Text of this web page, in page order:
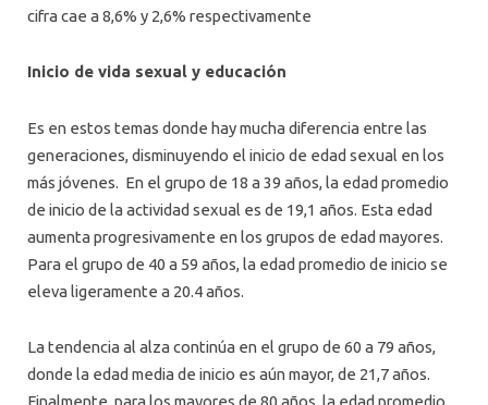
cifra cae a 8,6% y 2,6% respectivamente
Inicio de vida sexual y educación
Es en estos temas donde hay mucha diferencia entre las
generaciones, disminuyendo el inicio de edad sexual en los
más jóvenes. En el grupo de 18 a 39 años, la edad promedio
de inicio de la actividad sexual es de 19,1 años. Esta edad
aumenta progresivamente en los grupos de edad mayores.
Para el grupo de 40 a 59 años, la edad promedio de inicio se
eleva ligeramente a 20.4 años.
La tendencia al alza continúa en el grupo de 60 a 79 años,
donde la edad media de inicio es aún mayor, de 21,7 años.
Finalmente, para los mayores de 80 años, la edad promedio